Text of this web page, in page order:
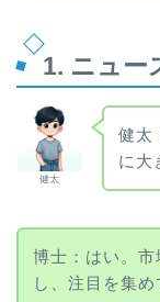
1. ニュー
健太
健太
に大
博士：はい。市
し、注目を集